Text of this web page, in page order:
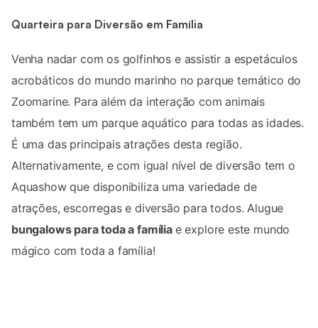
Quarteira para Diversão em Família
Venha nadar com os golfinhos e assistir a espetáculos
acrobáticos do mundo marinho no parque temático do
Zoomarine. Para além da interação com animais
também tem um parque aquático para todas as idades.
É uma das principais atrações desta região.
Alternativamente, e com igual nível de diversão tem o
Aquashow que disponibiliza uma variedade de
atrações, escorregas e diversão para todos. Alugue
bungalows para toda a família e explore este mundo
mágico com toda a família!